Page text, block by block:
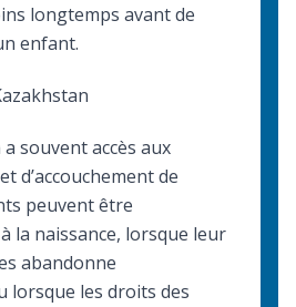
longtemps avant de
enfant.
souvent accès aux
d’accouchement de
peuvent être
la naissance, lorsque leur
abandonne
lorsque les droits des